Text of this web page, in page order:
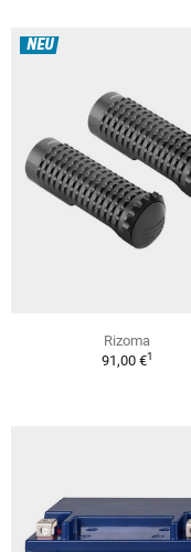
NEU
Rizoma
91,00 €1